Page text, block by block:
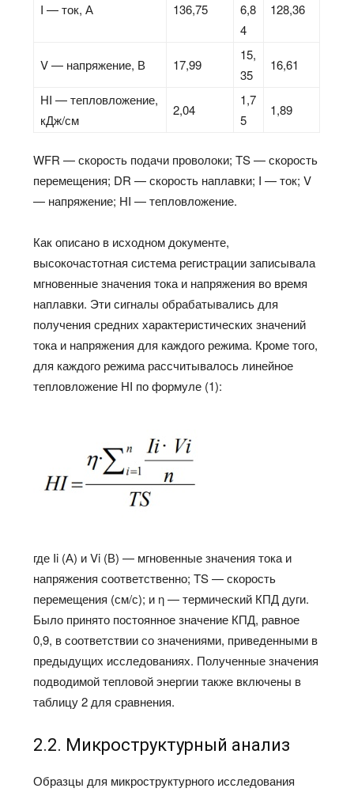
I — ток, А 136,75
6,8
4
128,36
V — напряжение, В 17,99
15,
35
16,61
HI — тепловложение,
кДж/см
2,04
1,7
5
1,89
WFR — скорость подачи проволоки; TS — скорость
перемещения; DR — скорость наплавки; I — ток; V
— напряжение; HI — тепловложение.
Как описано в исходном документе,
высокочастотная система регистрации записывала
мгновенные значения тока и напряжения во время
наплавки. Эти сигналы обрабатывались для
получения средних характеристических значений
тока и напряжения для каждого режима. Кроме того,
для каждого режима рассчитывалось линейное
тепловложение HI по формуле (1):
где Ii (А) и Vi (В) — мгновенные значения тока и
напряжения соответственно; TS — скорость
перемещения (см/с); и η — термический КПД дуги.
Было принято постоянное значение КПД, равное
0,9, в соответствии со значениями, приведенными в
предыдущих исследованиях. Полученные значения
подводимой тепловой энергии также включены в
таблицу 2 для сравнения.
2.2. Микроструктурный анализ
Образцы для микроструктурного исследования